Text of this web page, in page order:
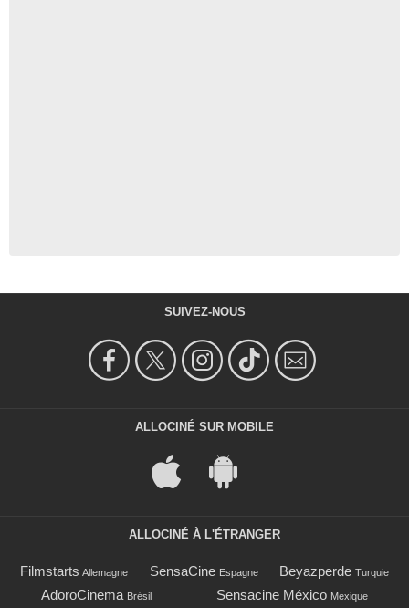
SUIVEZ-NOUS
ALLOCINÉ SUR MOBILE
ALLOCINÉ À L'ÉTRANGER
Filmstarts Allemagne SensaCine Espagne Beyazperde Turquie
AdoroCinema Brésil Sensacine México Mexique